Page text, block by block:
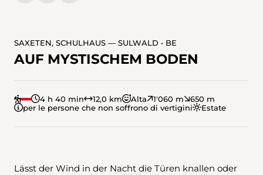
SAXETEN, SCHULHAUS — SULWALD • BE
AUF MYSTISCHEM BODEN
4 h 40 min 12,0 km Alta 1'060 m
650 m
per le persone che non soffrono di vertigini
Estate
Lässt der Wind in der Nacht die Türen knallen oder